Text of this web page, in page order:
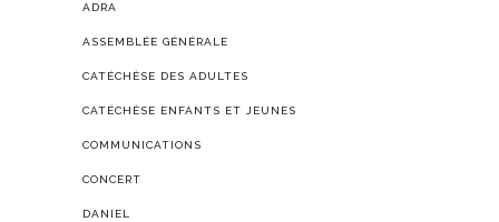
ADRA
ASSEMBLÉE GÉNÉRALE
CATÉCHÈSE DES ADULTES
CATÉCHÈSE ENFANTS ET JEUNES
COMMUNICATIONS
CONCERT
DANIEL